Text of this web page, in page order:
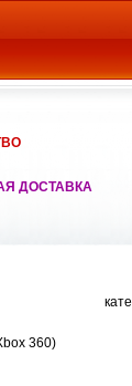
ДОСТАВКА
360)